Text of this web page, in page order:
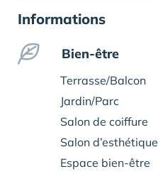
Informations
Bien-être
Terrasse/Balcon
Jardin/Parc
Salon de coiffure
Salon d’esthétique
Espace bien-être